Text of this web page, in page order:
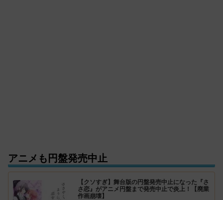
アニメも円盤発売中止
【クソすぎ】舞台版の円盤発売中止になった『さ
さ恋』がアニメ円盤まで発売中止で炎上！【廃業
作画崩壊】